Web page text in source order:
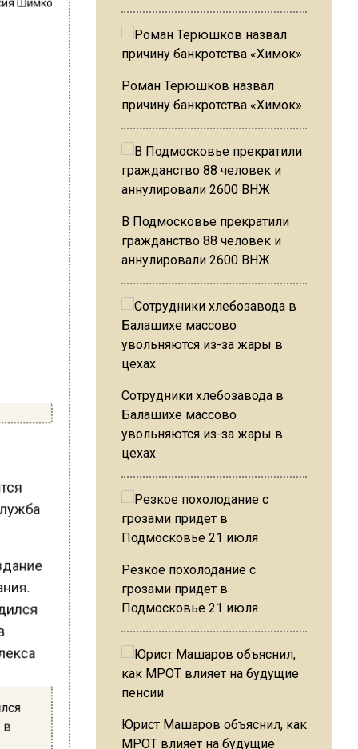
в
Роман Терюшков назвал
причину банкротства «Химок»
В Подмосковье прекратили
гражданство 88 человек и
аннулировали 2600 ВНЖ
Сотрудники хлебозавода в
Балашихе массово
увольняются из-за жары в
цехах
Резкое похолодание с
грозами придет в
Подмосковье 21 июля
Юрист Машаров объяснил, как
МРОТ влияет на будущие